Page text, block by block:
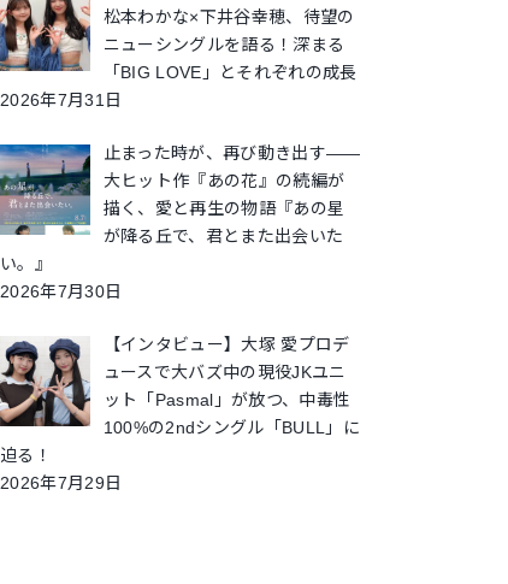
松本わかな×下井谷幸穂、待望の
ニューシングルを語る！深まる
「BIG LOVE」とそれぞれの成長
2026年7月31日
止まった時が、再び動き出す――
大ヒット作『あの花』の続編が
描く、愛と再生の物語『あの星
が降る丘で、君とまた出会いた
い。』
2026年7月30日
【インタビュー】大塚 愛プロデ
ュースで大バズ中の現役JKユニ
ット「Pasmal」が放つ、中毒性
100%の2ndシングル「BULL」に
迫る！
2026年7月29日